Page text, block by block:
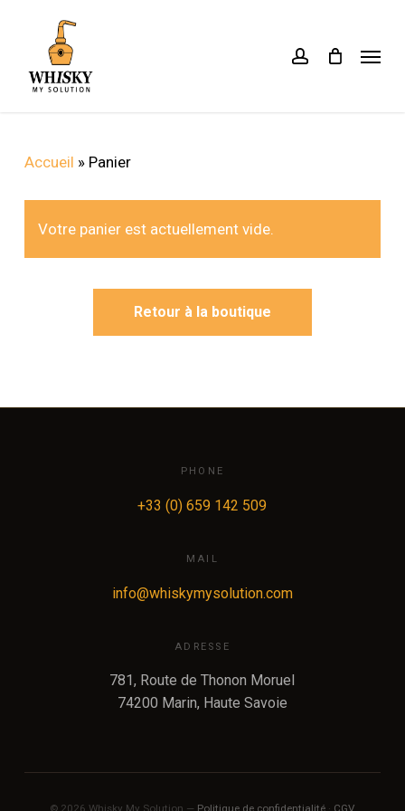
main
content
Accueil » Panier
Votre panier est actuellement vide.
Retour à la boutique
PHONE
+33 (0) 659 142 509
MAIL
info@whiskymysolution.com
ADRESSE
781, Route de Thonon Moruel
74200 Marin, Haute Savoie